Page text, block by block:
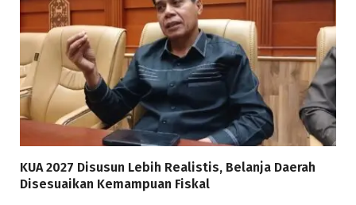
KUA 2027 Disusun Lebih Realistis, Belanja Daerah
Disesuaikan Kemampuan Fiskal